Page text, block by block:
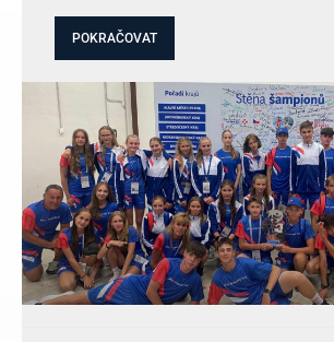
POKRAČOVAT